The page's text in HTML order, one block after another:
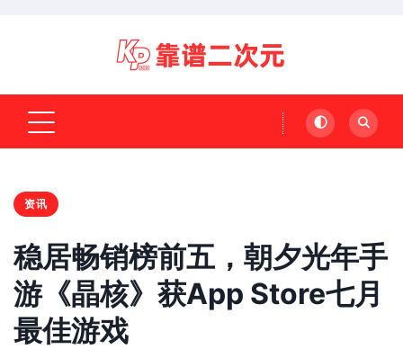
资讯
稳居畅销榜前五，朝夕光年手
游《晶核》获App Store七月
最佳游戏